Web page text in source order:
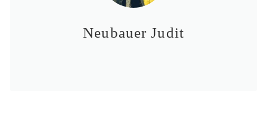
Neubauer Judit